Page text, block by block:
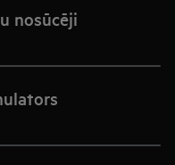
nosūcēji